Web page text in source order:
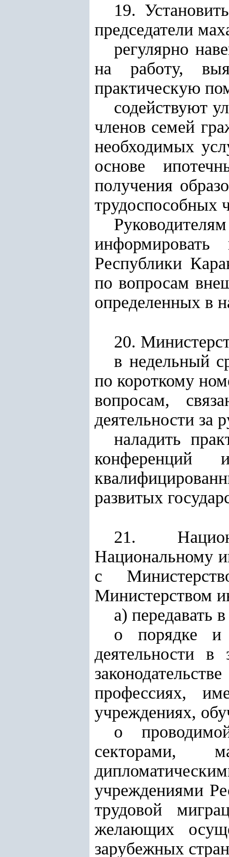
19.
председатели
регулярно
на работу,
практическую
содействуют
членов семей
необходимых
основе
получения
трудоспособных
Республики
по вопросам
определенных в
20.
в недельный
по короткому
вопросам,
деятельности за
наладить
конференций
развитых
21.
Национальному
с
Министерством
а) передавать
о порядке и
деятельности
профессиях,
учреждениях,
о
секторами,
учреждениями
трудовой
желающих
зарубежных